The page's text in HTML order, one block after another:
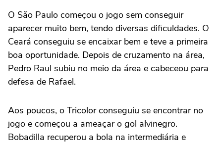
O São Paulo começou o jogo sem conseguir
aparecer muito bem, tendo diversas dificuldades. O
Ceará conseguiu se encaixar bem e teve a primeira
boa oportunidade. Depois de cruzamento na área,
Pedro Raul subiu no meio da área e cabeceou para
defesa de Rafael.
Aos poucos, o Tricolor conseguiu se encontrar no
jogo e começou a ameaçar o gol alvinegro.
Bobadilla recuperou a bola na intermediária e